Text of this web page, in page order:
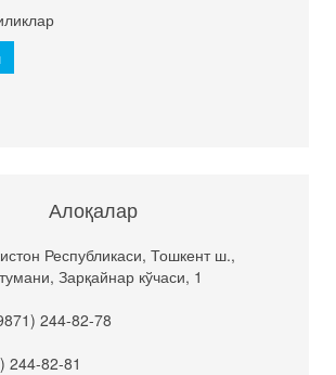
Алоқалар
Республикаси, Тошкент ш.,
Зарқайнар кўчаси, 1
244-82-78
244-82-81